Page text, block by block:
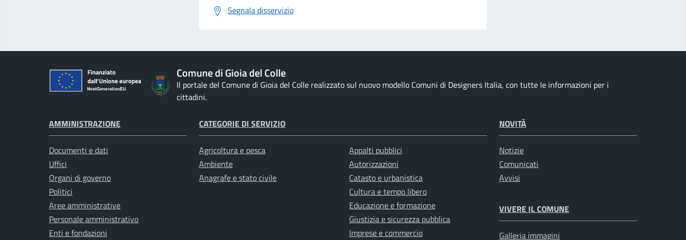
Segnala disservizio
Comune di Gioia del Colle
Il portale del Comune di Gioia del Colle realizzato sul nuovo modello Comuni di Designers Italia, con tutte le informazioni per i
cittadini.
AMMINISTRAZIONE
Documenti e dati
Uffici
Organi di governo
Politici
Aree amministrative
Personale amministrativo
Enti e fondazioni
CATEGORIE DI SERVIZIO
Agricoltura e pesca
Ambiente
Anagrafe e stato civile
Appalti pubblici
Autorizzazioni
Catasto e urbanistica
Cultura e tempo libero
Educazione e formazione
Giustizia e sicurezza pubblica
Imprese e commercio
NOVITÀ
Notizie
Comunicati
Avvisi
VIVERE IL COMUNE
Galleria immagini